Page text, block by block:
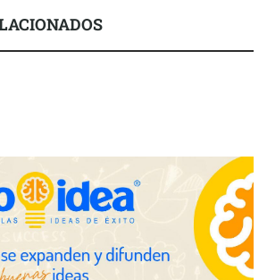
de anillos de compromiso para el
agosto
estratégico
cuando un solo producto multiplica
salón profesional